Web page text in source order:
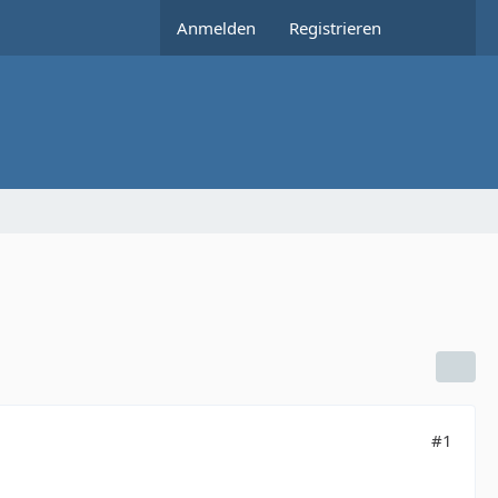
Anmelden Registrieren
#1